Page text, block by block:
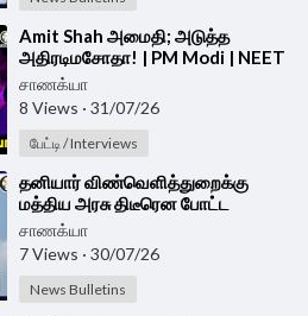
⁣Amit Shah அமைதி; அடுத்த
அதிரடிமசோதா! | PM Modi | NEET
| FCRA Bill | Parliament | BJP |
Congress
சாணக்யா
8 Views · 31/07/26
பேட்டி / Interviews
⁣தனியார் விண்வெளித்துறைக்கு
மத்திய அரசு திடீரென போட்ட
விதிகள் | ISRO | India
சாணக்யா
7 Views · 30/07/26
News Bulletins